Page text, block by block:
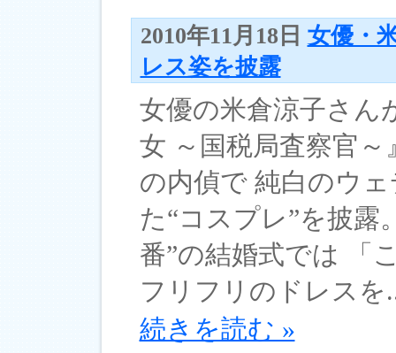
2010年11月18日 女優・
レス姿を披露
女優の米倉涼子さん
女 ～国税局査察官
の内偵で 純白のウ
た“コスプレ”を披露
番”の結婚式では 「
フリフリのドレスを
続きを読む »